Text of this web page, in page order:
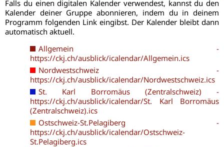
Falls du einen digitalen Kalender verwendest, kannst du den
Kalender deiner Gruppe abonnieren, indem du in deinem
Programm folgenden Link eingibst. Der Kalender bleibt dann
automatisch aktuell.
Allgemein -
https://ckj.ch/ausblick/icalendar/Allgemein.ics
Nordwestschweiz -
https://ckj.ch/ausblick/icalendar/Nordwestschweiz.ics
St. Karl Borromäus (Zentralschweiz) -
https://ckj.ch/ausblick/icalendar/St. Karl Borromäus
(Zentralschweiz).ics
Ostschweiz-St.Pelagiberg -
https://ckj.ch/ausblick/icalendar/Ostschweiz-
St.Pelagiberg.ics